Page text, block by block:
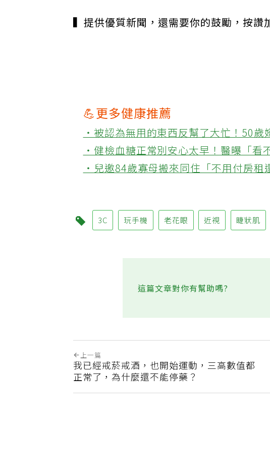
▍提供優質新聞，還需要你的鼓勵，按讚
💪更多健康推薦
‧被認為無用的東西反幫了大忙！50歲
‧健檢血糖正常別安心太早！醫曝「看
‧兒邀84歲寡母搬來同住「不用付房租
3C 玩手機 老花眼 近視 睫狀肌
這篇文章對你有幫助嗎?
上一篇
我已經戒菸戒酒，也開始運動，三高數值都
正常了，為什麼還不能停藥？